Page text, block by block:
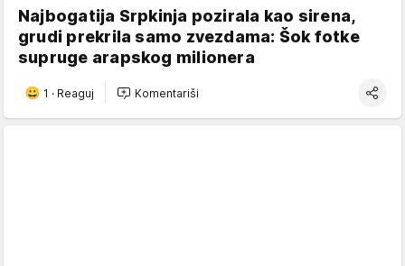
Najbogatija Srpkinja pozirala kao sirena,
grudi prekrila samo zvezdama: Šok fotke
supruge arapskog milionera
1 · Reaguj Komentariši